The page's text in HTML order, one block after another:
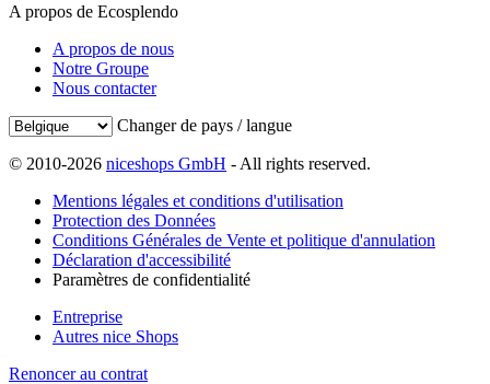
A propos de Ecosplendo
A propos de nous
Notre Groupe
Nous contacter
Changer de pays / langue
© 2010-2026 niceshops GmbH - All rights reserved.
Mentions légales et conditions d'utilisation
Protection des Données
Conditions Générales de Vente et politique d'annulation
Déclaration d'accessibilité
Paramètres de confidentialité
Entreprise
Autres nice Shops
Renoncer au contrat